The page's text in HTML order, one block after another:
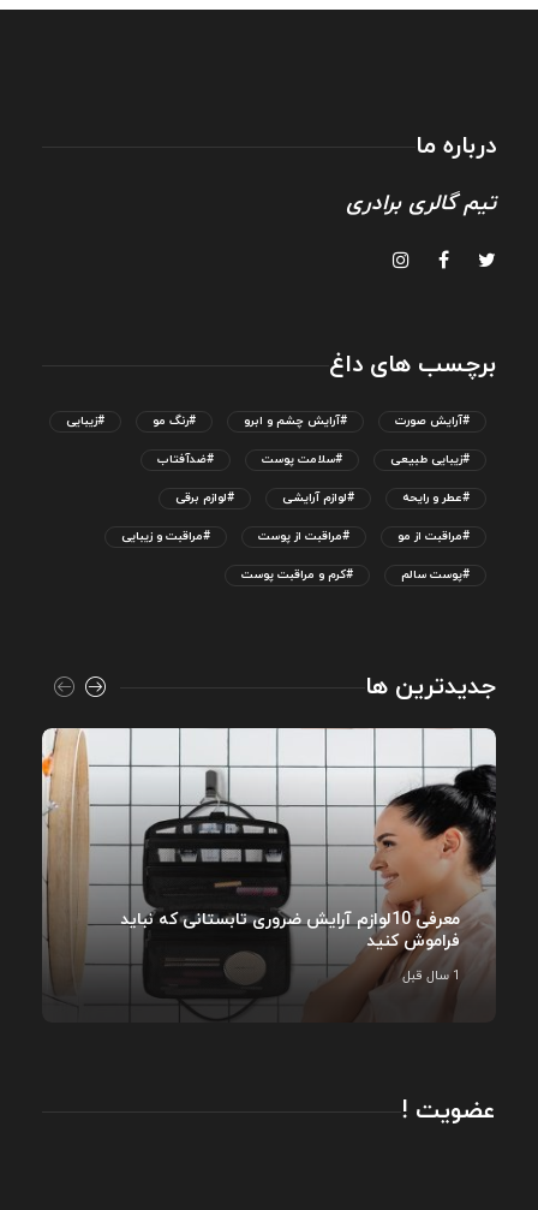
درباره ما
تیم گالری برادری
برچسب های داغ
#آرایش صورت #آرایش چشم و ابرو #رنگ مو #زیبایی
#زیبایی طبیعی #سلامت پوست #ضدآفتاب
#عطر و رایحه #لوازم آرایشی #لوازم برقی
#مراقبت از مو #مراقبت از پوست #مراقبت و زیبایی
#پوست سالم #کرم و مراقبت پوست
جدیدترین ها
معرفی 10لوازم آرایش ضروری تابستانی که نباید
فراموش کنید
1 سال قبل
عضویت !